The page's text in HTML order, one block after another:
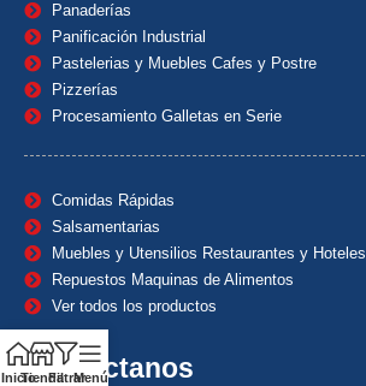
Panaderías
Panificación Industrial
Pastelerias y Muebles Cafes y Postre
Pizzerías
Procesamiento Galletas en Serie
Comidas Rápidas
Salsamentarias
Muebles y Utensilios Restaurantes y Hoteles
Repuestos Maquinas de Alimentos
Ver todos los productos
Contáctanos
InicioTiendaFiltrarMenú